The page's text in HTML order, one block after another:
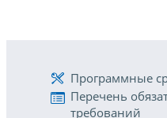
Программные
Перечень
требований